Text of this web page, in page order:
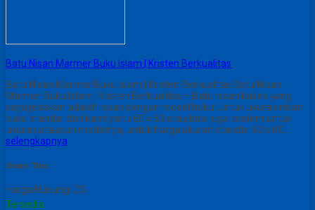
Batu Nisan Marmer Buku Islam | Kristen Berkualitas
Batu Nisan Marmer Buku Islam | Kristen Berkualitas Batu Nisan
Marmer Buku Islam | Kristen Berkualitas – Batu nisan kali ini yang
saya jelaskan adalah nisan dengan model buku. Untuk ukuran nisan
buku standar dari kami yaitu 60 x 60 atau bisa juga costem untuk
ukuran ataupun modelnya, untuk harga ukuran standar 60 x 60…
selengkapnya
Share This :
Harga Hubungi CS
Tersedia